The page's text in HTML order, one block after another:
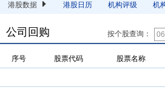
港股数据 港股日历 机构评级 机
公司回购 按个股查询：
序号 股票代码 股票名称